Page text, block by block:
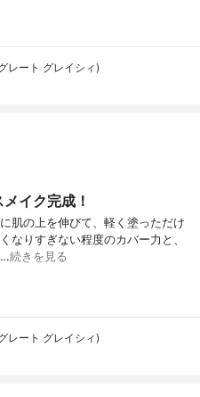
レート グレイシィ)
イク完成！
肌の上を伸びて、軽く塗っただけ
なりすぎない程度のカバー力と、
…続きを見る
レート グレイシィ)